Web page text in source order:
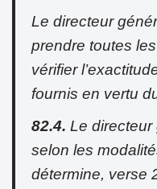
Le directeur
prendre toutes
vérifier
fournis en vertu
82.4. Le directeur
selon les
détermine, verse